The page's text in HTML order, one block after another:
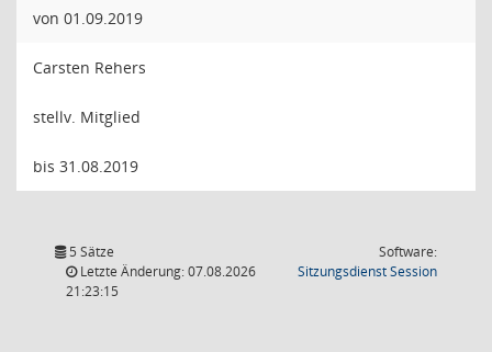
von 01.09.2019
Carsten Rehers
stellv. Mitglied
bis 31.08.2019
5 Sätze
Letzte Änderung: 07.08.2026
21:23:15
Software:
SitzungsdienstSession(Wird in